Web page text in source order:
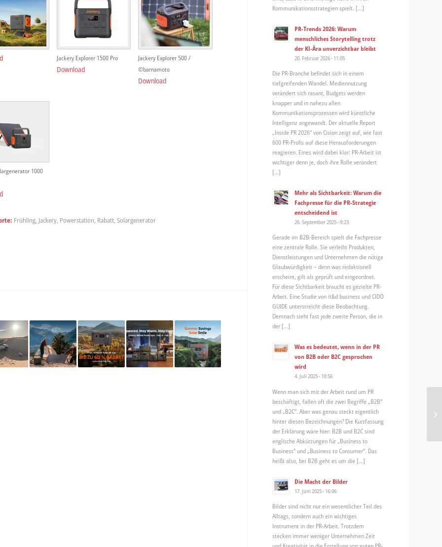
Jackery Explorer 1500 Pro
Download
Jackery Explorer 500 /
©barnamoto
Download
1000
Frühling, Jackery, Powerstation, Rabatt, Solargenerator
Kommunikationsstrategien spielt. […]
PR-Trends 2026: Warum
menschliches Storytelling trotz
der KI-Ära unverzichtbar bleibt
20. Februar 2026 - 11:05
Die PR-Branche befindet sich in einem
tiefgreifenden Wandel. Mediennutzung
verändert sich rasant, Budgets werden
knapper und in nahezu allen
Kommunikationsprozessen wird künstliche
Intelligenz angewandt. Der aktuelle Report
„Inside PR 2026“ von Cision zeigt auf, wie fast
600 PR-Profis auf diese Herausforderungen
reagieren. Eines wird dabei klar: PR-Arbeit ist
wichtiger denn je, doch ihre Rolle verändert
[…]
Mehr als Sichtbarkeit: Warum die
Fachpresse für die PR-Strategie
entscheidend ist
26. September 2025 - 9:23
Gerade im B2B-Bereich spielt die Fachpresse
eine zentrale Rolle. Sie verleiht Produkten,
Dienstleistungen und Unternehmen die nötige
Glaubwürdigkeit – denn was redaktionell
erscheint, gilt als geprüft und eingeordnet.
Für diese Sichtbarkeit braucht es gezielte PR-
Arbeit. Eine Studie von it&d business und CIDO
GUIDE unterstreicht diese Beobachtung.
Demnach sieht fast jede zweite Person, die in
der […]
Was es bedeutet, wenn in der PR
von B2B oder B2C gesprochen
wird
4. Juli 2025 - 10:56
Wenn man sich mit der Arbeit rund um PR
beschäftigt, fallen oft die zwei Begriffe „B2B“
und „B2C“. Aber was genau steckt eigentlich
hinter diesen Bezeichnungen? Die Kurzfassung
der Erklärung wäre hier: B2B und B2C sind
englische Abkürzungen für „Business to
Business“ und „Business to Consumer“. Das
heißt also, bei B2B geht es um die […]
Die Macht der Bilder
17. Juni 2025 - 16:06
Bilder sind nicht nur ein wesentlicher Teil des
Alltags, sondern auch ein wichtiges
Instrument in der PR-Arbeit. Trotzdem
stecken immer weniger Unternehmen Zeit
und Kreativität in die Erstellung von guten PR-